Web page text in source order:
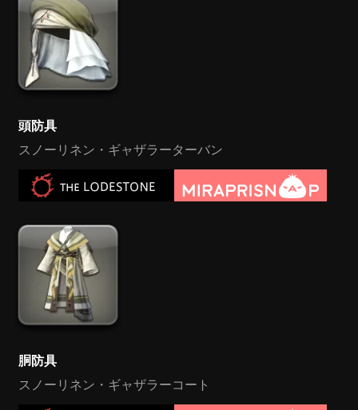
頭防具
スノーリネン・ギャザラーターバン
胴防具
スノーリネン・ギャザラーコート